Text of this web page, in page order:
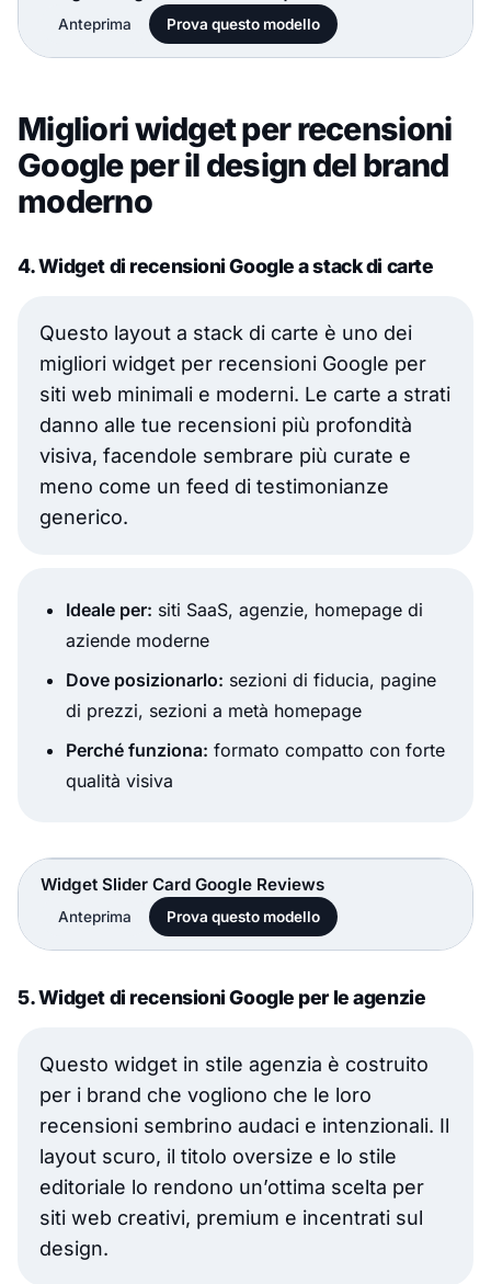
Anteprima Prova questo modello
Migliori widget per recensioni
Google per il design del brand
moderno
4. Widget di recensioni Google a stack di carte
Questo layout a stack di carte è uno dei
migliori widget per recensioni Google per
siti web minimali e moderni. Le carte a strati
danno alle tue recensioni più profondità
visiva, facendole sembrare più curate e
meno come un feed di testimonianze
generico.
Ideale per: siti SaaS, agenzie, homepage di
aziende moderne
Dove posizionarlo: sezioni di fiducia, pagine
di prezzi, sezioni a metà homepage
Perché funziona: formato compatto con forte
qualità visiva
Widget Slider Card Google Reviews
Anteprima Prova questo modello
5. Widget di recensioni Google per le agenzie
Questo widget in stile agenzia è costruito
per i brand che vogliono che le loro
recensioni sembrino audaci e intenzionali. Il
layout scuro, il titolo oversize e lo stile
editoriale lo rendono un’ottima scelta per
siti web creativi, premium e incentrati sul
design.